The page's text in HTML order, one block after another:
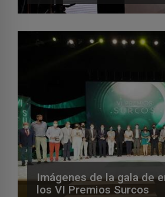
Imágenes de la gala de
los VI Premios Surcos